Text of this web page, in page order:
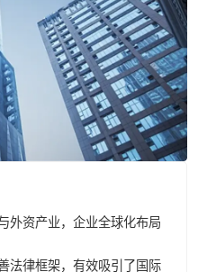
外资产业，企业全球化布局
法律框架，有效吸引了国际